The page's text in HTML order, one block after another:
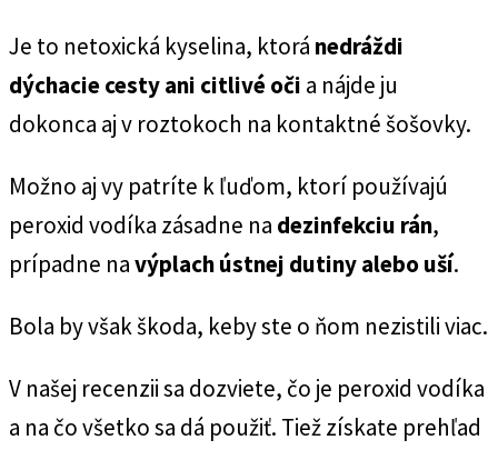
Je to netoxická kyselina, ktorá nedráždi
dýchacie cesty ani citlivé oči a nájde ju
dokonca aj v roztokoch na kontaktné šošovky.
Možno aj vy patríte k ľuďom, ktorí používajú
peroxid vodíka zásadne na dezinfekciu rán,
prípadne navýplach ústnej dutiny alebo uší.
Bola by však škoda, keby ste o ňom nezistili viac.
V našej recenzii sa dozviete, čo je peroxid vodíka
a na čo všetko sa dá použiť. Tiež získate prehľad